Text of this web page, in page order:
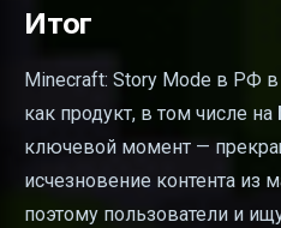
Итог
Minecraft: Story Mode в РФ
как продукт, в том числе на
ключевой момент —
исчезновение контента из
поэтому пользователи и